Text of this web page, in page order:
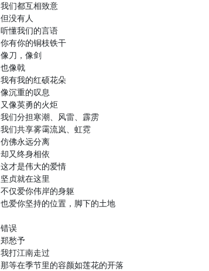
我们都互相致意
但没有人
听懂我们的言语
你有你的铜枝铁干
像刀，像剑
也像戟
我有我的红硕花朵
像沉重的叹息
又像英勇的火炬
我们分担寒潮、风雷、霹雳
我们共享雾霭流岚、虹霓
仿佛永远分离
却又终身相依
这才是伟大的爱情
坚贞就在这里
不仅爱你伟岸的身躯
也爱你坚持的位置，脚下的土地
错误
郑愁予
我打江南走过
那等在季节里的容颜如莲花的开落